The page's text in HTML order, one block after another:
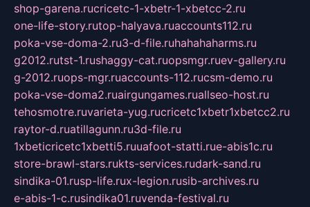
shop-garena.rucricetc-1-xbetr-1-xbetcc-2.ru
one-life-story.rutop-halyava.ruaccounts112.ru
poka-vse-doma-2.ru3-d-file.ruhahahaharms.ru
g2012.rutst-1.rushaggy-cat.ruopsmgr.ruev-gallery.ru
g-2012.ruops-mgr.ruaccounts-112.rucsm-demo.ru
poka-vse-doma2.ruairgungames.ruallseo-host.ru
tehosmotre.ruvarieta-yug.rucricetc1xbetr1xbetcc2.ru
raytor-d.ruatillagunn.ru3d-file.ru
1xbeticricetc1xbetti5.ruuafoot-statti.rue-abis1c.ru
store-brawl-stars.rukts-services.rudark-sand.ru
sindika-01.rusp-life.rux-legion.rusib-archives.ru
e-abis-1-c.rusindika01.ruvenda-festival.ru